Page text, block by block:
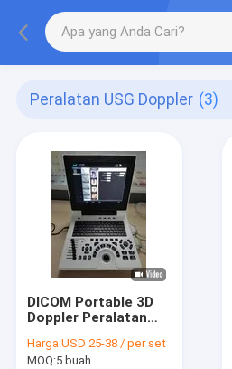
Peralatan USG Doppler (3)
DICOM Portable 3D
Doppler Peralatan
Medis Doppler 64G
Harga:USD 25-38 / per set
MOQ:5 buah